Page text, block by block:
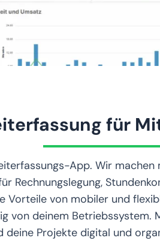
für
App. Wir
Rechnungslegung,
Vorteile von mobiler und
von deinem Betriebssystem.
deine Projekte digital und